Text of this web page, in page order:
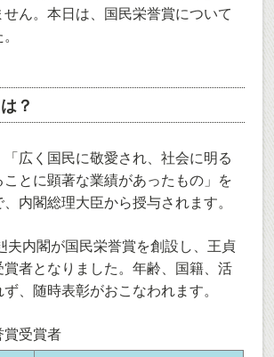
ん。本日は、国民栄誉賞について
？
「広く国民に敬愛され、社会に明る
ことに顕著な業績があったもの」を
内閣総理大臣から授与されます。
夫内閣が国民栄誉賞を創設し、王貞
賞者となりました。年齢、国籍、活
、随時表彰がおこなわれます。
賞受賞者